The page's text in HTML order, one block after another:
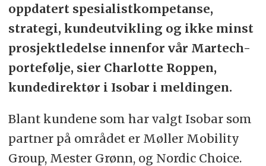
oppdatert spesialistkompetanse,
strategi, kundeutvikling og ikke minst
prosjektledelse innenfor vår Martech-
portefølje, sier Charlotte Roppen,
kundedirektør i Isobar i meldingen.
Blant kundene som har valgt Isobar som
partner på området er Møller Mobility
Group, Mester Grønn, og Nordic Choice.